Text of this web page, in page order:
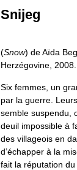
Snijeg
(Snow) de Aïda
Herzégovine,
Six femmes, un
par la guerre.
semble suspendu,
deuil impossible à
des villageois en
d’échapper à la
fait la réputation du